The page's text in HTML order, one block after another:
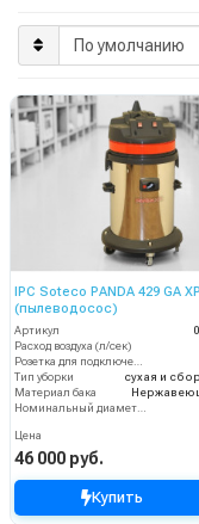
IPC Soteco PANDA 429 GA
(пылеводосос)
Артикул
Расход воздуха (л/сек)
Тип уборки
Материал бака
Цена
46 000 руб.
Купить